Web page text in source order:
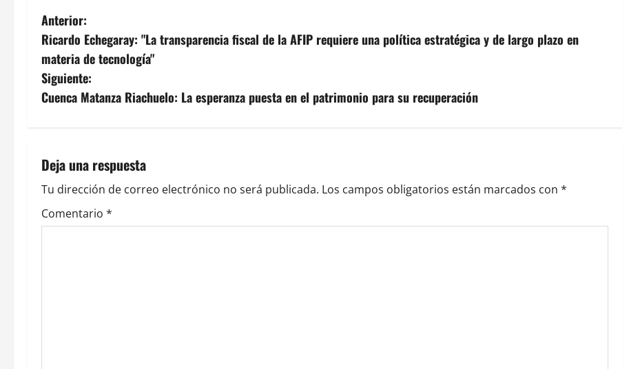
N
a
v
e
a
c
i
Anterior:
Ricardo Echegaray: "La transparencia fiscal de la AFIP requiere una política estratégica y de largo plazo en
materia de tecnología"
Siguiente:
Cuenca Matanza Riachuelo: La esperanza puesta en el patrimonio para su recuperación
Deja una respuesta
Tu dirección de correo electrónico no será publicada. Los campos obligatorios están marcados con *
Comentario *